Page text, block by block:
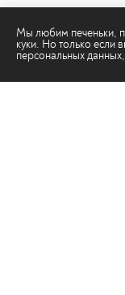
Мы любим печеньки,
куки. Но только если
персональных данных